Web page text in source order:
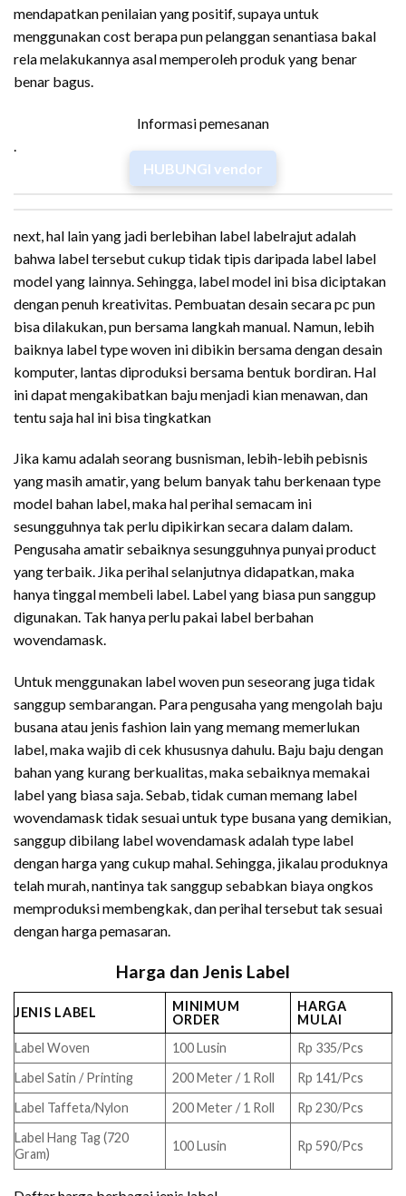
mendapatkan penilaian yang positif, supaya untuk
menggunakan cost berapa pun pelanggan senantiasa bakal
rela melakukannya asal memperoleh produk yang benar
benar bagus.
Informasi pemesanan
HUBUNGI vendor
next, hal lain yang jadi berlebihan label labelrajut adalah
bahwa label tersebut cukup tidak tipis daripada label label
model yang lainnya. Sehingga, label model ini bisa diciptakan
dengan penuh kreativitas. Pembuatan desain secara pc pun
bisa dilakukan, pun bersama langkah manual. Namun, lebih
baiknya label type woven ini dibikin bersama dengan desain
komputer, lantas diproduksi bersama bentuk bordiran. Hal
ini dapat mengakibatkan baju menjadi kian menawan, dan
tentu saja hal ini bisa tingkatkan
Jika kamu adalah seorang busnisman, lebih-lebih pebisnis
yang masih amatir, yang belum banyak tahu berkenaan type
model bahan label, maka hal perihal semacam ini
sesungguhnya tak perlu dipikirkan secara dalam dalam.
Pengusaha amatir sebaiknya sesungguhnya punyai product
yang terbaik. Jika perihal selanjutnya didapatkan, maka
hanya tinggal membeli label. Label yang biasa pun sanggup
digunakan. Tak hanya perlu pakai label berbahan
wovendamask.
Untuk menggunakan label woven pun seseorang juga tidak
sanggup sembarangan. Para pengusaha yang mengolah baju
busana atau jenis fashion lain yang memang memerlukan
label, maka wajib di cek khususnya dahulu. Baju baju dengan
bahan yang kurang berkualitas, maka sebaiknya memakai
label yang biasa saja. Sebab, tidak cuman memang label
wovendamask tidak sesuai untuk type busana yang demikian,
sanggup dibilang label wovendamask adalah type label
dengan harga yang cukup mahal. Sehingga, jikalau produknya
telah murah, nantinya tak sanggup sebabkan biaya ongkos
memproduksi membengkak, dan perihal tersebut tak sesuai
dengan harga pemasaran.
Harga dan Jenis Label
JENIS LABEL
MINIMUM
ORDER
HARGA
MULAI
Label Woven
100 Lusin
Rp 335/Pcs
Label Satin / Printing
200 Meter / 1 Roll
Rp 141/Pcs
Label Taffeta/Nylon
200 Meter / 1 Roll
Rp 230/Pcs
Label Hang Tag (720
Gram)
100 Lusin Rp 590/Pcs